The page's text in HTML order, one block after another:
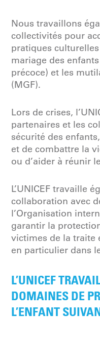
Nous travaillons
collectivités pour
pratiques
mariage des
précoce) et les
(MGF).
Lors de crises,
partenaires et les
sécurité des
et de combattre la
ou d’aider à réunir
L’UNICEF travaille
collaboration avec
l’Organisation
garantir la
victimes de la traite
en particulier dans
L’UNICEF
DOMAINES DE
L’ENFANT